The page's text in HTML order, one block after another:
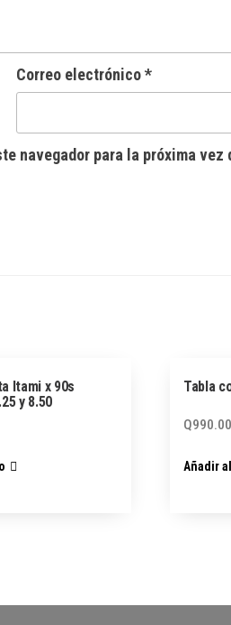
Correo electrónico*
navegador para la próxima vez
Itami x 90s
y 8.50
Tabla
Q990.00
Añadir